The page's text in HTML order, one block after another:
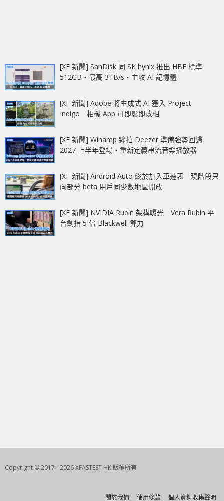
[XF 新聞] SanDisk 同 SK hynix 推出 HBF 標準
512GB‧最高 3TB/s‧主攻 AI 記憶體
[XF 新聞] Adobe 將生成式 AI 塞入 Project
Indigo 相機 App 可即影即改相
[XF 新聞] Winamp 夥拍 Deezer 準備強勢回歸
2027 上半年登場‧重新定義串流音樂播放器
[XF 新聞] Android Auto 終於加入車速表 現階段只
向部分 beta 用戶同少數地區開放
[XF 新聞] NVIDIA Rubin 架構曝光 Vera Rubin 平
台劍指 5 倍 Blackwell 算力
Copyright © 2017 - 2026 XFASTEST HK 版權所有
關於我們 使用條款 個人資料收集聲明